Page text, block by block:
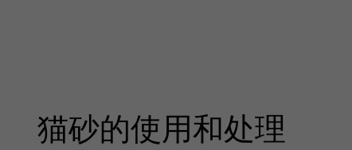
猫砂的使用和处理